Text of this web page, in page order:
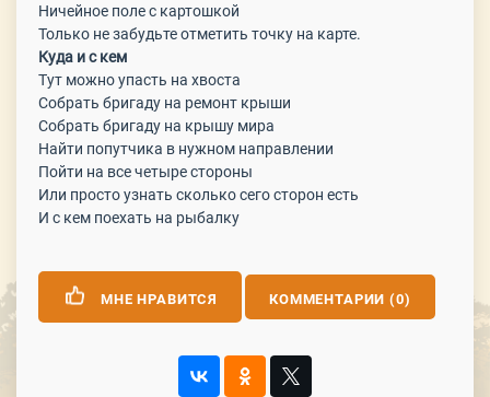
Ничейное поле с картошкой
Только не забудьте отметить точку на карте.
Куда и с кем
Тут можно упасть на хвоста
Собрать бригаду на ремонт крыши
Собрать бригаду на крышу мира
Найти попутчика в нужном направлении
Пойти на все четыре стороны
Или просто узнать сколько сего сторон есть
И с кем поехать на рыбалку
МНЕ НРАВИТСЯ КОММЕНТАРИИ (0)